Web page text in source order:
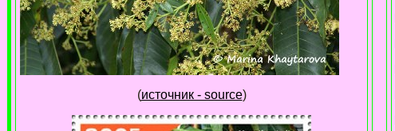
(источник - source)